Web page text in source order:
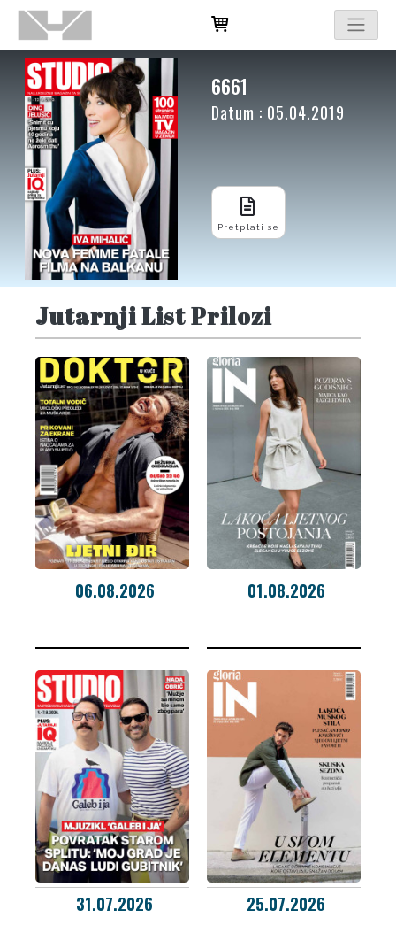
6661
Datum : 05.04.2019
Pretplati se
Jutarnji List Prilozi
06.08.2026 01.08.2026
31.07.2026 25.07.2026